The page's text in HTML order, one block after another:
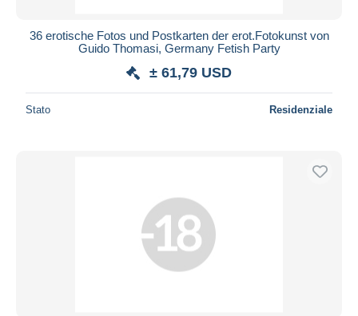
36 erotische Fotos und Postkarten der erot.Fotokunst von
Guido Thomasi, Germany Fetish Party
± 61,79 USD
Stato Residenziale